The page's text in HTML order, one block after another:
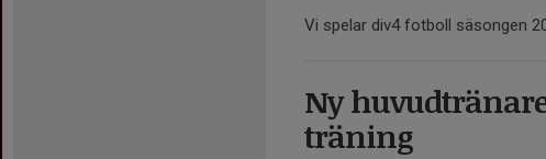
Vi spelar div4 fotboll säsongen
Ny
träning